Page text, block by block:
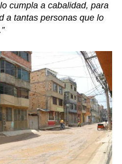
cumpla a cabalidad, para
a tantas personas que lo